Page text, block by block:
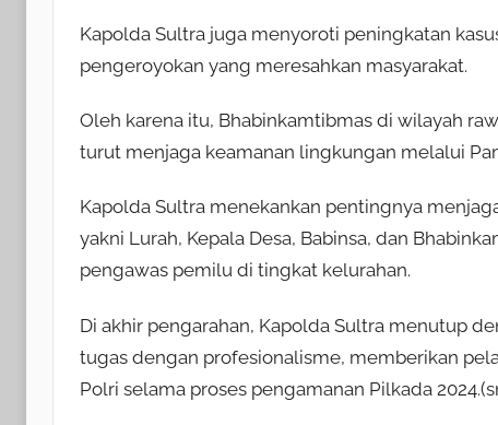
Kapolda Sultra juga menyoroti peningkatan
pengeroyokan yang meresahkan masyarakat.
Oleh karena itu, Bhabinkamtibmas di wilayah
turut menjaga keamanan lingkungan melalui
Kapolda Sultra menekankan pentingnya
yakni Lurah, Kepala Desa, Babinsa, dan
pengawas pemilu di tingkat kelurahan.
Di akhir pengarahan, Kapolda Sultra menutup
tugas dengan profesionalisme, memberikan
Polri selama proses pengamanan Pilkada